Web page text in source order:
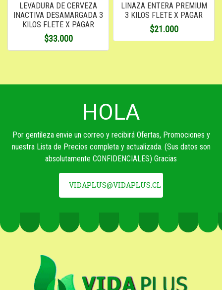
LEVADURA DE CERVEZA
INACTIVA DESAMARGADA 3
KILOS FLETE X PAGAR
$33.000
LINAZA ENTERA PREMIUM
3 KILOS FLETE X PAGAR
$21.000
HOLA
Por gentileza envie un correo y recibirá Ofertas, Promociones y
nuestra Lista de Precios completa y actualizada. (Sus datos son
absolutamente CONFIDENCIALES) Gracias
VIDAPLUS@VIDAPLUS.CL